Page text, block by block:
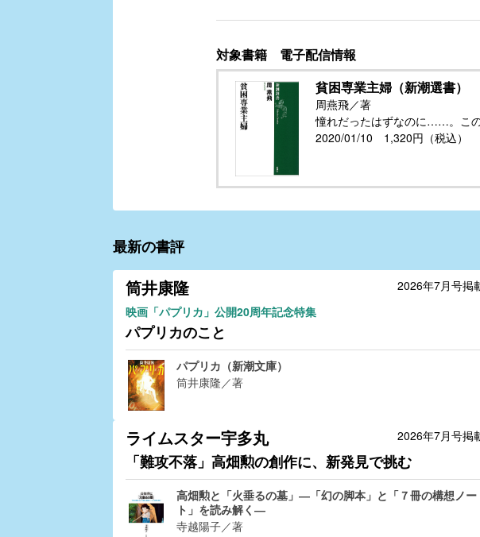
対象書籍 電子配信情報
貧困専業主婦（新潮選書）
周燕飛／著
憧れだったはずなのに……。こ
2020/01/10 1,320円（税込）
最新の書評
2026年7月号掲
筒井康隆
映画「パプリカ」公開20周年記念特集
パプリカのこと
パプリカ（新潮文庫）
筒井康隆／著
2026年7月号掲
ライムスター宇多丸
「難攻不落」高畑勲の創作に、新発見で挑む
高畑勲と「火垂るの墓」―「幻の脚本」と「７冊の構想ノー
ト」を読み解く―
寺越陽子／著